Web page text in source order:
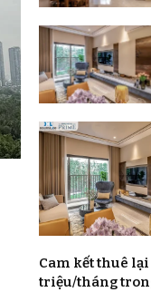
Cam kết thuê lại
triệu/tháng